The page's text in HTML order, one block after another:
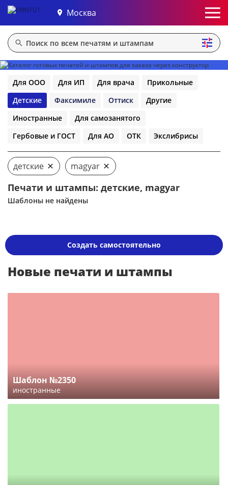
Москва
Для ООО Для ИП Для врача
Прикольные
Детские
Факсимиле Оттиск
Другие
Иностранные
Для самозанятого
Гербовые и ГОСТ
Для АО ОТК Экслибрисы
детские magyar
Печати и штампы: детские, magyar
Шаблоны не найдены
Создать самостоятельно
Новые печати и штампы
Шаблон №2350
иностранные